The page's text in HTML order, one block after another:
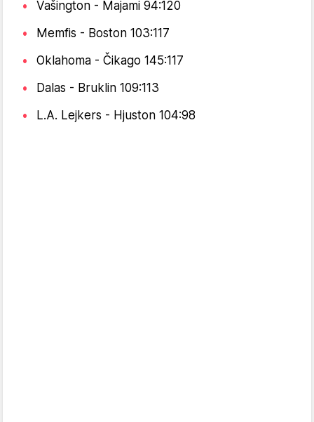
Vašington - Majami 94:120
Memfis - Boston 103:117
Oklahoma - Čikago 145:117
Dalas - Bruklin 109:113
L.A. Lejkers - Hjuston 104:98